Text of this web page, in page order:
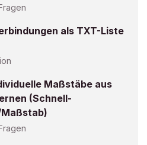
als TXT-Liste
Maßstäbe aus
(Schnell-